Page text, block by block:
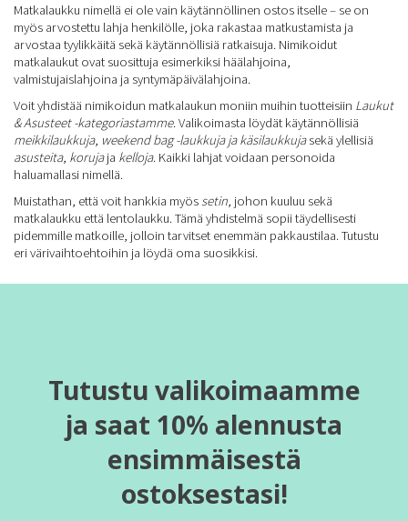
Matkalaukku nimellä ei ole vain käytännöllinen ostos itselle – se on
myös arvostettu lahja henkilölle, joka rakastaa matkustamista ja
arvostaa tyylikkäitä sekä käytännöllisiä ratkaisuja. Nimikoidut
matkalaukut ovat suosittuja esimerkiksi häälahjoina,
valmistujaislahjoina ja syntymäpäivälahjoina.
Voit yhdistää nimikoidun matkalaukun moniin muihin tuotteisiin Laukut
& Asusteet -kategoriastamme. Valikoimasta löydät käytännöllisiä
meikkilaukkuja, weekend bag -laukkuja ja käsilaukkujasekä ylellisiä
asusteita, korujaja kelloja. Kaikki lahjat voidaan personoida
haluamallasi nimellä.
Muistathan, että voit hankkia myös setin, johon kuuluu sekä
matkalaukku että lentolaukku. Tämä yhdistelmä sopii täydellisesti
pidemmille matkoille, jolloin tarvitset enemmän pakkaustilaa. Tutustu
eri värivaihtoehtoihin ja löydä oma suosikkisi.
Tutustu valikoimaamme
ja saat 10% alennusta
ensimmäisestä
ostoksestasi!